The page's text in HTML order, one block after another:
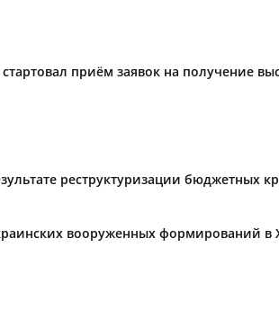
приём заявок на получение
реструктуризации бюджетных
вооруженных формирований в